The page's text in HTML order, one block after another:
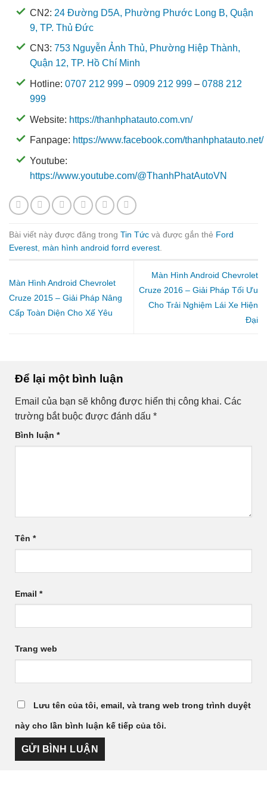
CN2: 24 Đường D5A, Phường Phước Long B, Quận
9, TP. Thủ Đức
CN3: 753 Nguyễn Ảnh Thủ, Phường Hiệp Thành,
Quận 12, TP. Hồ Chí Minh
Hotline: 0707 212 999 – 0909 212 999 – 0788 212
999
Website: https://thanhphatauto.com.vn/
Fanpage: https://www.facebook.com/thanhphatauto.net/
Youtube:
https://www.youtube.com/@ThanhPhatAutoVN
Bài viết này được đăng trong Tin Tức và được gắn thẻ Ford
Everest màn hình android forrd everest
Màn Hình Android Chevrolet
Cruze 2015 – Giải Pháp Nâng
Cấp Toàn Diện Cho Xế Yêu
Màn Hình Android Chevrolet
Cruze 2016 – Giải Pháp Tối Ưu
Cho Trải Nghiệm Lái Xe Hiện
Đại
Để lại một bình luận
Email của bạn sẽ không được hiển thị công khai. Các
trường bắt buộc được đánh dấu *
Bình luận *
Tên *
Email *
Trang web
Lưu tên của tôi, email, và trang web trong trình duyệt
này cho lần bình luận kế tiếp của tôi.